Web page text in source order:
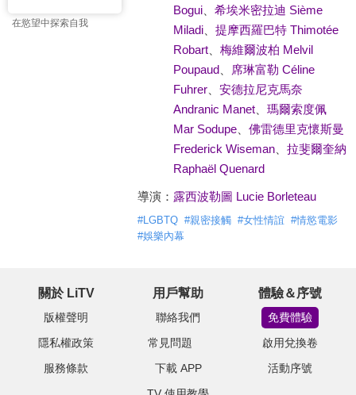
在慾望中探索自我
Bogui、 希埃米密拉迪 Sième
Miladi、 提摩西羅巴特 Thimotée
Robart、 梅維爾波柏 Melvil
Poupaud、
席琳富勒 Céline
Fuhrer、 安德拉尼克馬奈
Andranic Manet、 瑪爾索度佩
Mar Sodupe、 佛雷德里克懷斯曼
Frederick Wiseman、 拉斐爾奎納
Raphaël Quenard
導演： 露西波勒圖 Lucie Borleteau
#LGBTQ #親密接觸 #女性情誼 #情慾電影
#娛樂內幕
關於 LiTV
版權聲明
隱私權政策
服務條款
用戶幫助
聯絡我們
常見問題
下載 APP
體驗＆序號
免費體驗
啟用兌換卷
活動序號